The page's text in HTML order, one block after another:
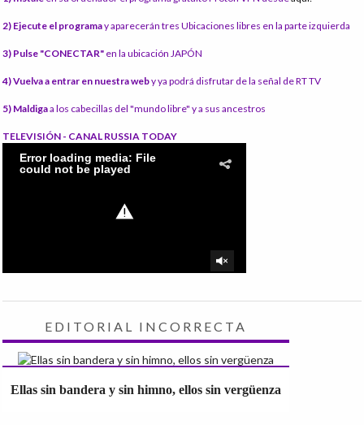
2) Ejecute el programay aparecerán tres Ubicaciones libres en la parte izquierda
3) Pulse "CONECTAR" en la ubicación JAPÓN
4) Vuelva a entrar en nuestra weby ya podrá disfrutar de la señal de RT TV
5) Maldigaa los cabecillas del "mundo libre" y a sus ancestros
TELEVISIÓN - CANAL RUSSIA TODAY
EDITORIAL INCORRECTA
Ellas sin bandera y sin himno, ellos sin vergüenza